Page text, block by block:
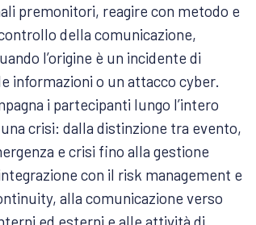
premonitori, reagire con metodo e
della comunicazione,
l’origine è un incidente di
informazioni o un attacco cyber.
i partecipanti lungo l’intero
crisi: dalla distinzione tra evento,
e crisi fino alla gestione
con il risk management e
alla comunicazione verso
ed esterni e alle attività di